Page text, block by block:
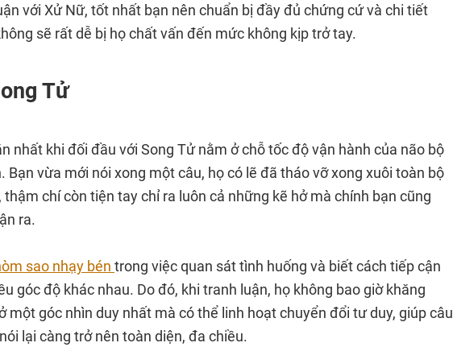
với Xử Nữ, tốt nhất bạn nên chuẩn bị đầy đủ chứng cứ và chi tiết
sẽ rất dễ bị họ chất vấn đến mức không kịp trở tay.
Tử
nhất khi đối đầu với Song Tử nằm ở chỗ tốc độ vận hành của não bộ
Bạn vừa mới nói xong một câu, họ có lẽ đã tháo vỡ xong xuôi toàn bộ
thậm chí còn tiện tay chỉ ra luôn cả những kẽ hở mà chính bạn cũng
ra.
sao nhạy bén trong việc quan sát tình huống và biết cách tiếp cận
góc độ khác nhau. Do đó, khi tranh luận, họ không bao giờ khăng
một góc nhìn duy nhất mà có thể linh hoạt chuyển đổi tư duy, giúp câu
lại càng trở nên toàn diện, đa chiều.